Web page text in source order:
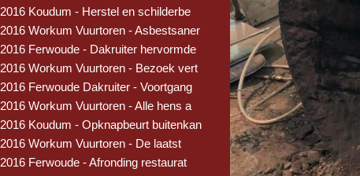
2016 Koudum - Herstel en schilderbe
2016 Workum Vuurtoren - Asbestsaner
2016 Ferwoude - Dakruiter hervormde
2016 Workum Vuurtoren - Bezoek vert
2016 Ferwoude Dakruiter - Voortgang
2016 Workum Vuurtoren - Alle hens a
2016 Koudum - Opknapbeurt buitenkan
2016 Workum Vuurtoren - De laatst
2016 Ferwoude - Afronding restaurat